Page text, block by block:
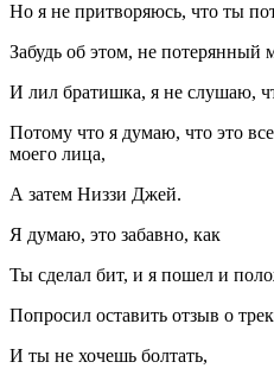
Но я не притворяюсь, что ты
Забудь об этом, не потерянный
И лил братишка, я не слушаю,
Потому что я думаю, что это
моего лица,
А затем Низзи Джей.
Я думаю, это забавно, как
Ты сделал бит, и я пошел и
Попросил оставить отзыв о
И ты не хочешь болтать,